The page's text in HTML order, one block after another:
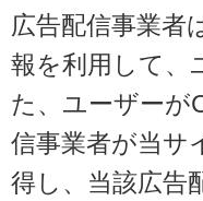
広告配信事業者
報を利用して、
た、ユーザーが
信事業者が当サ
得し、当該広告